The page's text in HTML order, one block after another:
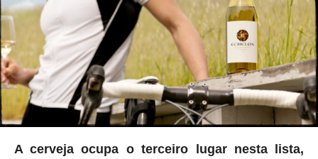
A cerveja ocupa o terceiro lugar nesta lista,